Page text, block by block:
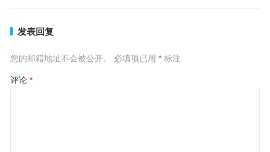
发表回复
您的邮箱地址不会被公开。 必填项已用 *标注
评论 *